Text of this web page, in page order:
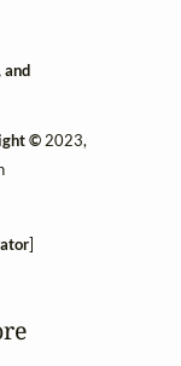
and
© 2023,
]